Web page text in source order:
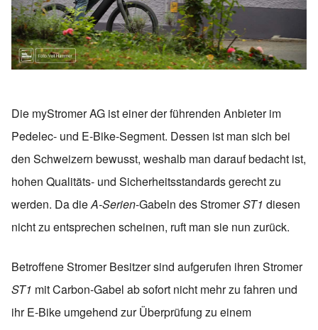
Die myStromer AG ist einer der führenden Anbieter im
Pedelec- und E-Bike-Segment. Dessen ist man sich bei
den Schweizern bewusst, weshalb man darauf bedacht ist,
hohen Qualitäts- und Sicherheitsstandards gerecht zu
werden. Da dieA-Serien-Gabeln des StromerST1 diesen
nicht zu entsprechen scheinen, ruft man sie nun zurück.
Betroffene Stromer Besitzer sind aufgerufen ihren Stromer
ST1 mit Carbon-Gabel ab sofort nicht mehr zu fahren und
ihr E-Bike umgehend zur Überprüfung zu einem